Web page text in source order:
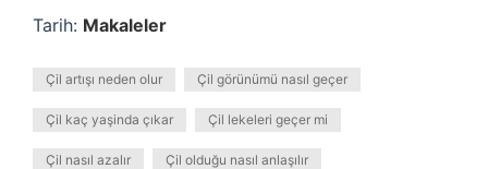
Tarih: Makaleler
Çil artışı neden olur Çil görünümü nasıl geçer
Çil kaç yaşinda çıkar Çil lekeleri geçer mi
Çil nasıl azalır Çil olduğu nasıl anlaşılır